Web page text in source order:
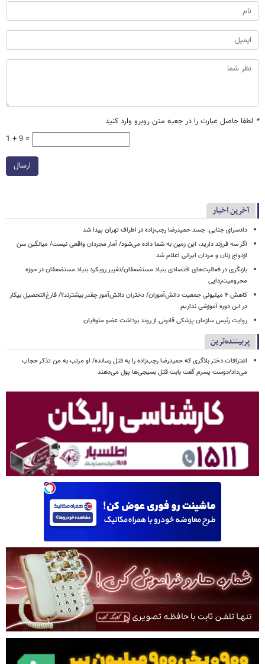
* لطفا حاصل عبارت را در جعبه متن روبرو وارد کنید
1 + 9 =
ارسال
آخرین اخبار
دادسرای جنایی: جسد حمیدرضا رجب‌زاده در اطراف تهران پیدا شد
اگر سه فرزند دارید، این زمین به شما داده می‌شود/ آمار مجردان واقعی نیست/ میانگین سن
ازدواج زنان و مردان ایرانی اعلام شد
بازنگری در فعالیت‌های اقتصادی بنیاد مستضعفان/تغییر رویکرد بنیاد مستضعفان در حوزه
محرومیت‌زدایی
کاهش ۴ میلیونی جمعیت دانش‌آموزان/ دختران دانش‌آموز چقدر بیشترند؟/ فارغ‌التحصیل بیکار
در این دوره آموزشی نداریم
روایت رئیس سازمان پزشکی قانونی از روند برداشت عضو متوفیان
پربیننده‌ترین
اعترافات دختر بلاگری که حمیدرضا رجب‌زاده را به قتل رسانده/ او مرتب به من تذکر حجاب
می‌داد/دوست پسرم گفت بابت قتل بسیجی‌ها پول می‌دهند